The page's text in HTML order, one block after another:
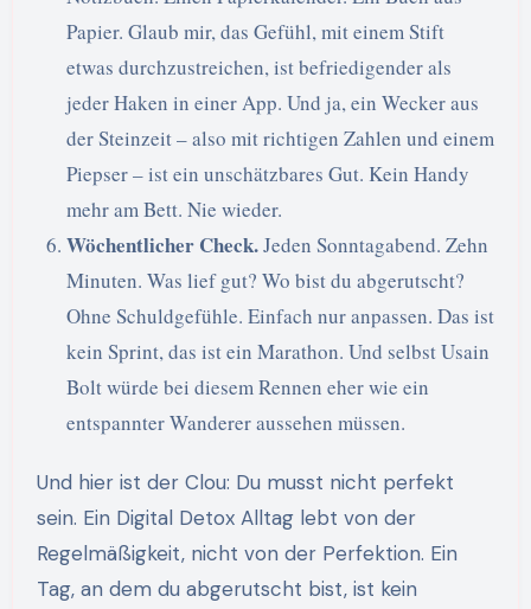
Papier. Glaub mir, das Gefühl, mit einem Stift
etwas durchzustreichen, ist befriedigender als
jeder Haken in einer App. Und ja, ein Wecker aus
der Steinzeit – also mit richtigen Zahlen und einem
Piepser – ist ein unschätzbares Gut. Kein Handy
mehr am Bett. Nie wieder.
Wöchentlicher Check.Jeden Sonntagabend. Zehn
Minuten. Was lief gut? Wo bist du abgerutscht?
Ohne Schuldgefühle. Einfach nur anpassen. Das ist
kein Sprint, das ist ein Marathon. Und selbst Usain
Bolt würde bei diesem Rennen eher wie ein
entspannter Wanderer aussehen müssen.
Und hier ist der Clou: Du musst nicht perfekt
sein. Ein Digital Detox Alltag lebt von der
Regelmäßigkeit, nicht von der Perfektion. Ein
Tag, an dem du abgerutscht bist, ist kein